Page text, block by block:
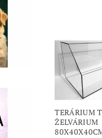
TERÁRIUM
ŽELVÁRIUM